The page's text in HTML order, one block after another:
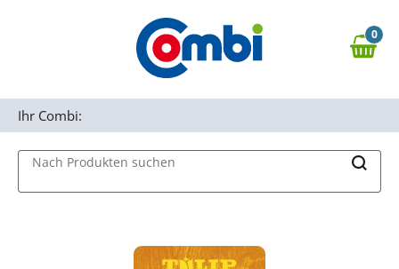
Zur Navigation springen
0,00 €
0
Nach Produkten suchen
Ihr Combi: